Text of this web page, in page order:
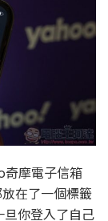
奇摩電子信箱
在了一個標籤
你登入了自己